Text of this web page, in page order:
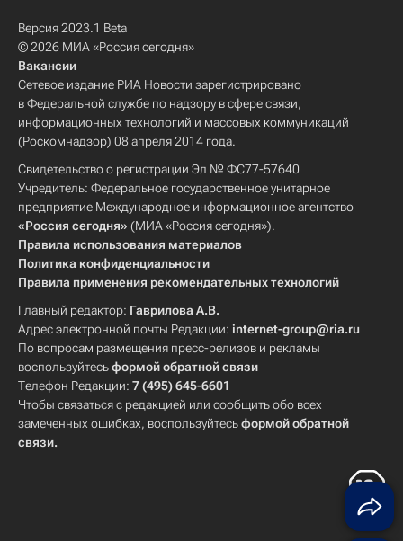
Версия 2023.1 Beta
© 2026 МИА «Россия сегодня»
Вакансии
Сетевое издание РИА Новости зарегистрировано
в Федеральной службе по надзору в сфере связи,
информационных технологий и массовых коммуникаций
(Роскомнадзор) 08 апреля 2014 года.
Свидетельство о регистрации Эл № ФС77-57640
Учредитель: Федеральное государственное унитарное
предприятие Международное информационное агентство
«Россия сегодня» (МИА «Россия сегодня»).
Правила использования материалов
Политика конфиденциальности
Правила применения рекомендательных технологий
Главный редактор: Гаврилова А.В.
Адрес электронной почты Редакции: internet-group@ria.ru
По вопросам размещения пресс-релизов и рекламы
воспользуйтесьформой обратной связи
Телефон Редакции: 7 (495) 645-6601
Чтобы связаться с редакцией или сообщить обо всех
замеченных ошибках, воспользуйтесьформой обратной
связи.